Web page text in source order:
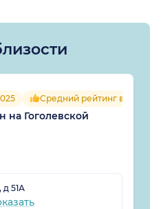
Средний рейтинг врачей
на Гоголевской
д 51А